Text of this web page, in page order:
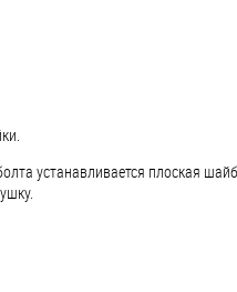
устанавливается плоская